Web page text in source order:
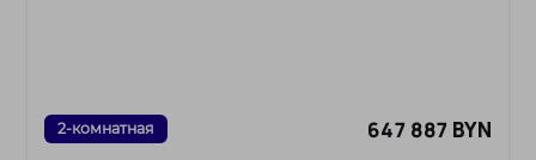
2-комнатная 647 887 BYN